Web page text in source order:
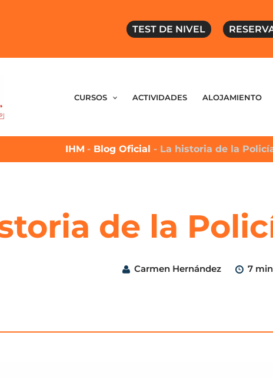
TEST DE NIVEL
CURSOS ACTIVIDADES ALOJAMIENTO
IHM - Blog Oficial - La historia de la
de la
Carmen Hernández 7 min